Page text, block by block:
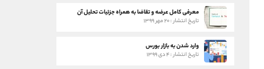
معرفی کامل عرضه و تقاضا به همراه جزئیات تحلیل آن
تاریخ انتشار : ۲۰ مهر ۱۳۹۹
وارد شدن به بازار بورس
تاریخ انتشار : ۴ دی ۱۳۹۹